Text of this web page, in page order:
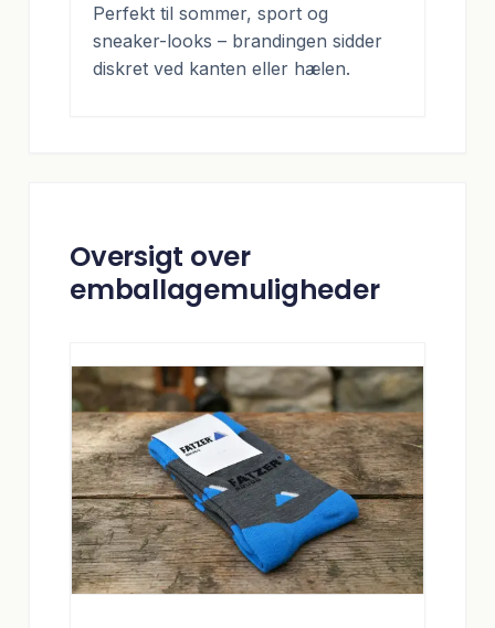
Perfekt til sommer, sport og
sneaker-looks – brandingen sidder
diskret ved kanten eller hælen.
Oversigt over
emballagemuligheder